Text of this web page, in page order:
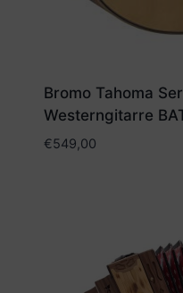
Bromo Tahoma
Westerngitarre
€549,00